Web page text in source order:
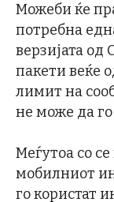
Можеби ќе
потребна
верзијата
пакети веќе
лимит на
не може да
Меѓутоа со
мобилниот
го користат